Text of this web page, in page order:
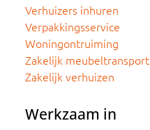
Verhuizers inhuren
Verpakkingsservice
Woningontruiming
Zakelijk meubeltransport
Zakelijk verhuizen
Werkzaam in